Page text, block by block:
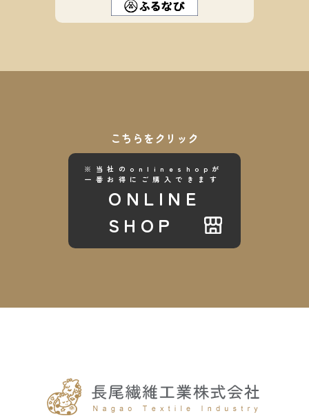
こちらをクリック
※当社のonlineshopが
一番お得にご購入できます
ONLINE
SHOP